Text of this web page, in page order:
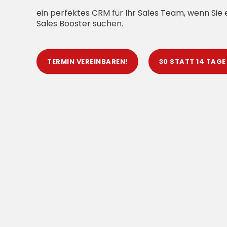
ein perfektes CRM für Ihr Sales Team, wenn
Sales Booster suchen.
TERMIN VEREINBAREN! 30 STATT 14 TAGE